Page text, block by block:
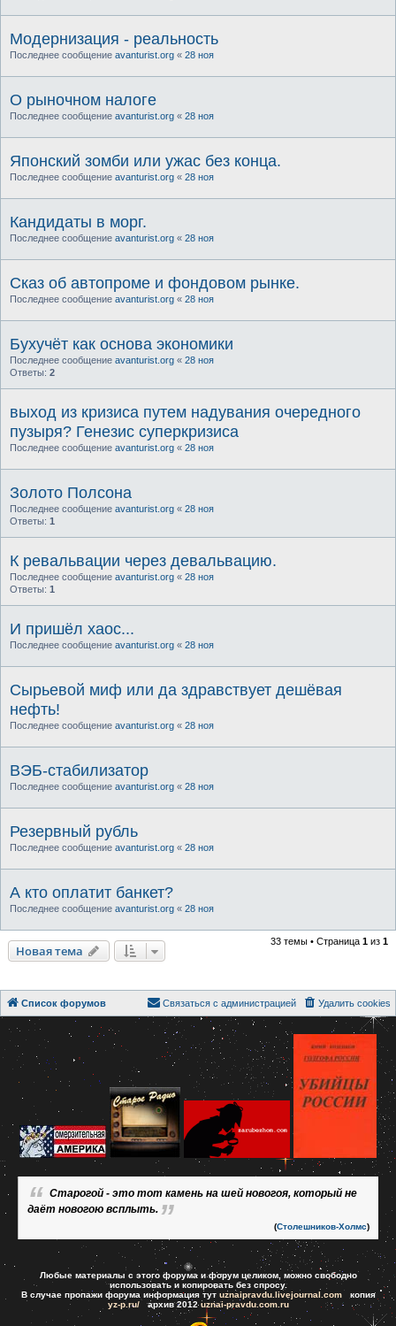
Модернизация - реальность
Последнее сообщение avanturist.org « 28 ноя
О рыночном налоге
Последнее сообщение avanturist.org « 28 ноя
Японский зомби или ужас без конца.
Последнее сообщение avanturist.org « 28 ноя
Кандидаты в морг.
Последнее сообщение avanturist.org « 28 ноя
Сказ об автопроме и фондовом рынке.
Последнее сообщение avanturist.org « 28 ноя
Бухучёт как основа экономики
Последнее сообщение avanturist.org « 28 ноя
Ответы: 2
выход из кризиса путем надувания очередного
пузыря? Генезис суперкризиса
Последнее сообщение avanturist.org « 28 ноя
Золото Полсона
Последнее сообщение avanturist.org « 28 ноя
Ответы: 1
К ревальвации через девальвацию.
Последнее сообщение avanturist.org « 28 ноя
Ответы: 1
И пришёл хаос...
Последнее сообщение avanturist.org « 28 ноя
Сырьевой миф или да здравствует дешёвая
нефть!
Последнее сообщение avanturist.org « 28 ноя
ВЭБ-стабилизатор
Последнее сообщение avanturist.org « 28 ноя
Резервный рубль
Последнее сообщение avanturist.org « 28 ноя
А кто оплатит банкет?
Последнее сообщение avanturist.org « 28 ноя
Новая тема
33 темы • Страница 1 из 1
Список форумов Удалить cookies
Связаться с администрацией
Старогой - это тот камень на шей новогоя, который не
даёт новогою всплыть.
(Столешников-Холмс)
Любые материалы с этого форума и форум целиком, можно свободно
использовать и копировать без спросу.
В случае пропажи форума информация тут uznaipravdu.livejournal.comкопия
yz-p.ru/архив 2012uznai-pravdu.com.ru